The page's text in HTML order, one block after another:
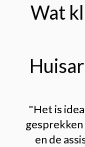
Wat
"Het is
en de